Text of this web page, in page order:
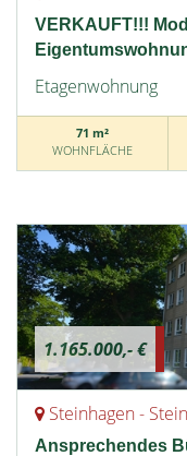
VERKAUFT!!!
Etagenwohnung
71 m²
WOHNFLÄCHE
1.165.000,- €
Steinhagen -
Ansprechendes